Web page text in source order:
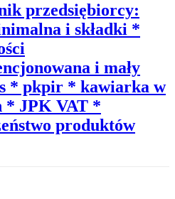
przedsiębiorcy:
i składki *
i mały
* pkpir * kawiarka w
* JPK VAT *
produktów